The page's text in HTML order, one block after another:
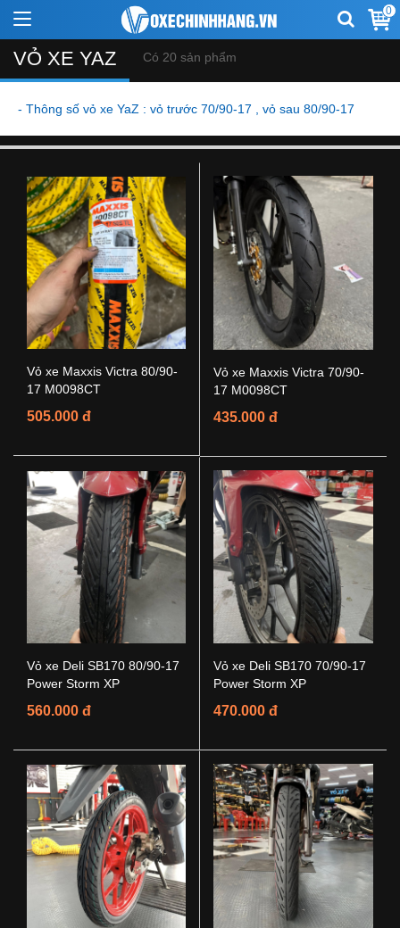
0
VỎ XE YAZ Có 20 sản phẩm
- Thông số vỏ xe YaZ : vỏ trước 70/90-17 , vỏ sau 80/90-17
Vỏ xe Maxxis Victra 80/90-
17 M0098CT
505.000 đ
Vỏ xe Maxxis Victra 70/90-
17 M0098CT
435.000 đ
Vỏ xe Deli SB170 80/90-17
Power Storm XP
560.000 đ
Vỏ xe Deli SB170 70/90-17
Power Storm XP
470.000 đ